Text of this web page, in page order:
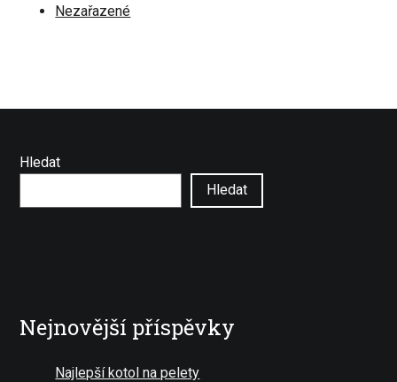
Nezařazené
Hledat
Hledat
Nejnovější příspěvky
Najlepší kotol na pelety